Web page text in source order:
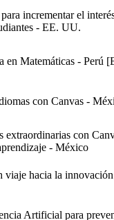
incrementar el
- EE. UU.
en Matemáticas - Perú
con Canvas -
extraordinarias con
- México
viaje hacia la
Artificial para